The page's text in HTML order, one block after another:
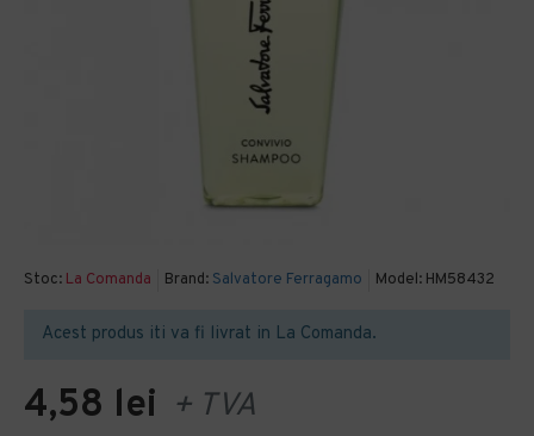
Stoc: La Comanda Brand: Salvatore Ferragamo Model: HM58432
Acest produs iti va fi livrat in La Comanda.
4,58 lei + TVA